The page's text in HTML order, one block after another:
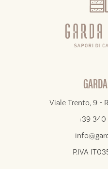
Viale Trento, 9 -
+39
P.IVA